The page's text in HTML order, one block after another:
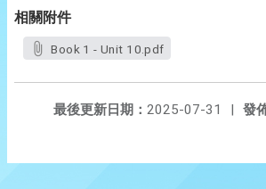
相關附件
Book 1 - Unit 10.pdf
發
最後更新日期： 2025-07-31
|